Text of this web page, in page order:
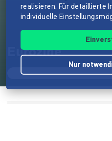
Eurozine
realisieren. Für detaillierte
individuelle
Nur